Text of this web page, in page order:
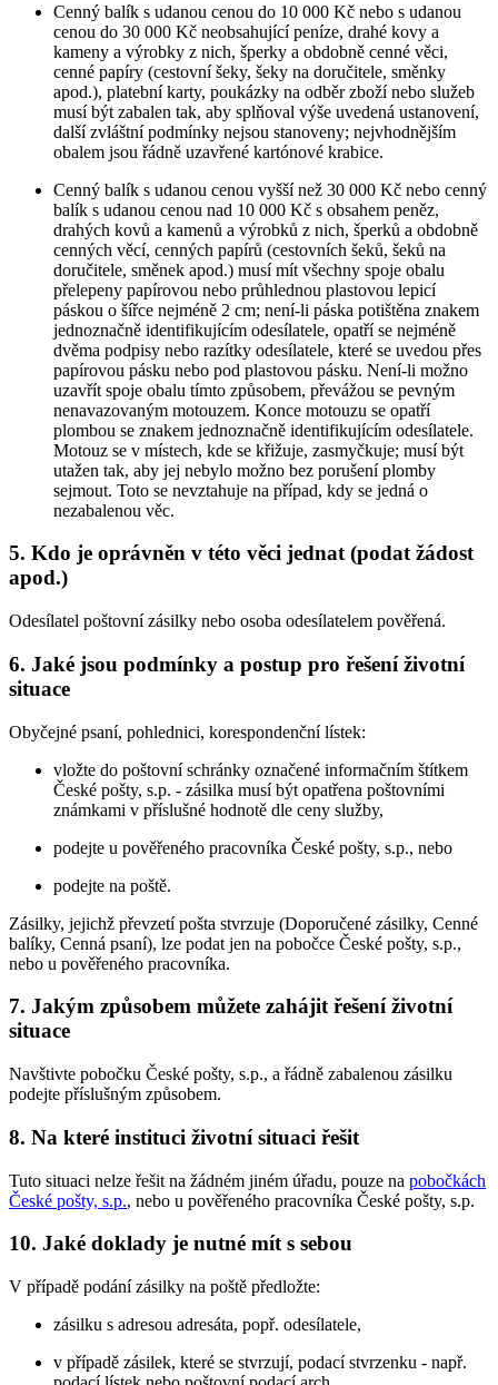
Cenný balík s udanou cenou do 10 000 Kč nebo s udanou
cenou do 30 000 Kč neobsahující peníze, drahé kovy a
kameny a výrobky z nich, šperky a obdobně cenné věci,
cenné papíry (cestovní šeky, šeky na doručitele, směnky
apod.), platební karty, poukázky na odběr zboží nebo služeb
musí být zabalen tak, aby splňoval výše uvedená ustanovení,
další zvláštní podmínky nejsou stanoveny; nejvhodnějším
obalem jsou řádně uzavřené kartónové krabice.
Cenný balík s udanou cenou vyšší než 30 000 Kč nebo cenný
balík s udanou cenou nad 10 000 Kč s obsahem peněz,
drahých kovů a kamenů a výrobků z nich, šperků a obdobně
cenných věcí, cenných papírů (cestovních šeků, šeků na
doručitele, směnek apod.) musí mít všechny spoje obalu
přelepeny papírovou nebo průhlednou plastovou lepicí
páskou o šířce nejméně 2 cm; není-li páska potištěna znakem
jednoznačně identifikujícím odesílatele, opatří se nejméně
dvěma podpisy nebo razítky odesílatele, které se uvedou přes
papírovou pásku nebo pod plastovou pásku. Není-li možno
uzavřít spoje obalu tímto způsobem, převážou se pevným
nenavazovaným motouzem. Konce motouzu se opatří
plombou se znakem jednoznačně identifikujícím odesílatele.
Motouz se v místech, kde se křižuje, zasmyčkuje; musí být
utažen tak, aby jej nebylo možno bez porušení plomby
sejmout. Toto se nevztahuje na případ, kdy se jedná o
nezabalenou věc.
5. Kdo je oprávněn v této věci jednat (podat žádost
apod.)
Odesílatel poštovní zásilky nebo osoba odesílatelem pověřená.
6. Jaké jsou podmínky a postup pro řešení životní
situace
Obyčejné psaní, pohlednici, korespondenční lístek:
vložte do poštovní schránky označené informačním štítkem
České pošty, s.p. - zásilka musí být opatřena poštovními
známkami v příslušné hodnotě dle ceny služby,
podejte u pověřeného pracovníka České pošty, s.p., nebo
podejte na poště.
Zásilky, jejichž převzetí pošta stvrzuje (Doporučené zásilky, Cenné
balíky, Cenná psaní), lze podat jen na pobočce České pošty, s.p.,
nebo u pověřeného pracovníka.
7. Jakým způsobem můžete zahájit řešení životní
situace
Navštivte pobočku České pošty, s.p., a řádně zabalenou zásilku
podejte příslušným způsobem.
8. Na které instituci životní situaci řešit
Tuto situaci nelze řešit na žádném jiném úřadu, pouze na pobočkách
České pošty, s.p., nebo u pověřeného pracovníka České pošty, s.p.
10. Jaké doklady je nutné mít s sebou
V případě podání zásilky na poště předložte:
zásilku s adresou adresáta, popř. odesílatele,
v případě zásilek, které se stvrzují, podací stvrzenku - např.